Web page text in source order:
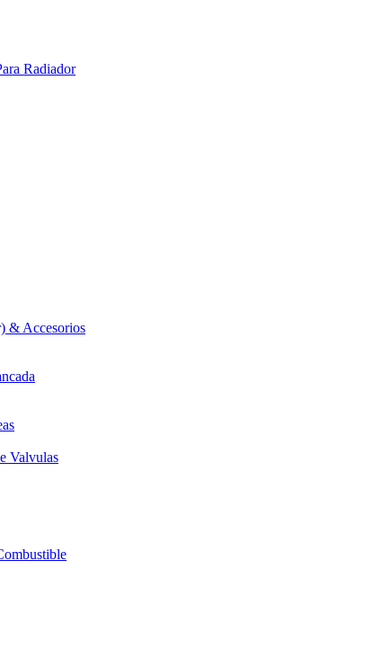
Radiador
& Accesorios
Valvulas